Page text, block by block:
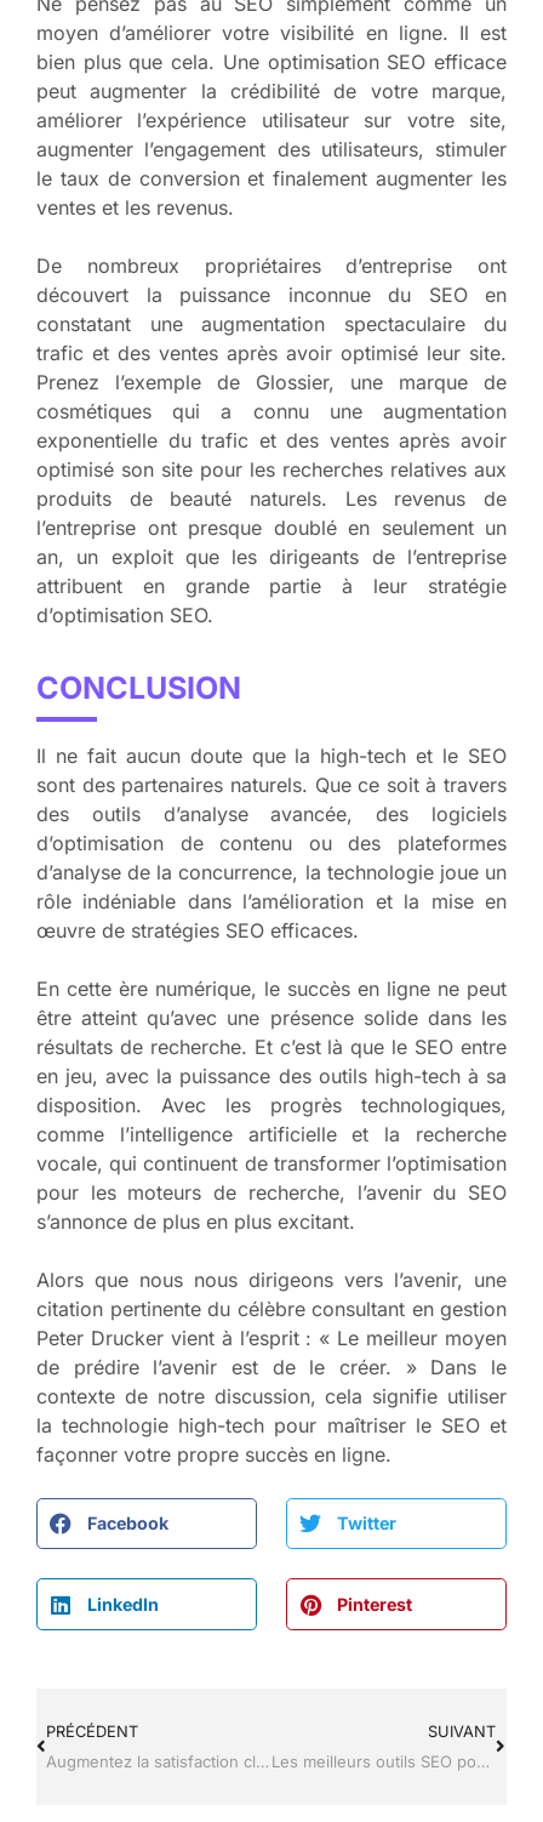
moyen d’améliorer votre visibilité en ligne. Il est
bien plus que cela. Une optimisation SEO efficace
peut augmenter la crédibilité de votre marque,
améliorer l’expérience utilisateur sur votre site,
augmenter l’engagement des utilisateurs, stimuler
le taux de conversion et finalement augmenter les
ventes et les revenus.
De nombreux propriétaires d’entreprise ont
découvert la puissance inconnue du SEO en
constatant une augmentation spectaculaire du
trafic et des ventes après avoir optimisé leur site.
Prenez l’exemple de Glossier, une marque de
cosmétiques qui a connu une augmentation
exponentielle du trafic et des ventes après avoir
optimisé son site pour les recherches relatives aux
produits de beauté naturels. Les revenus de
l’entreprise ont presque doublé en seulement un
an, un exploit que les dirigeants de l’entreprise
attribuent en grande partie à leur stratégie
d’optimisation SEO.
CONCLUSION
Il ne fait aucun doute que la high-tech et le SEO
sont des partenaires naturels. Que ce soit à travers
des outils d’analyse avancée, des logiciels
d’optimisation de contenu ou des plateformes
d’analyse de la concurrence, la technologie joue un
rôle indéniable dans l’amélioration et la mise en
œuvre de stratégies SEO efficaces.
En cette ère numérique, le succès en ligne ne peut
être atteint qu’avec une présence solide dans les
résultats de recherche. Et c’est là que le SEO entre
en jeu, avec la puissance des outils high-tech à sa
disposition. Avec les progrès technologiques,
comme l’intelligence artificielle et la recherche
vocale, qui continuent de transformer l’optimisation
pour les moteurs de recherche, l’avenir du SEO
s’annonce de plus en plus excitant.
Alors que nous nous dirigeons vers l’avenir, une
citation pertinente du célèbre consultant en gestion
Peter Drucker vient à l’esprit : « Le meilleur moyen
de prédire l’avenir est de le créer. » Dans le
contexte de notre discussion, cela signifie utiliser
la technologie high-tech pour maîtriser le SEO et
façonner votre propre succès en ligne.
Facebook Twitter
LinkedIn Pinterest
PRÉCÉDENT
Augmentez la satisfaction client de 20 % et plus grâce à l’externalisation commerciale
SUIVANT
Les meilleurs outils SEO pour réussir son référencement Google